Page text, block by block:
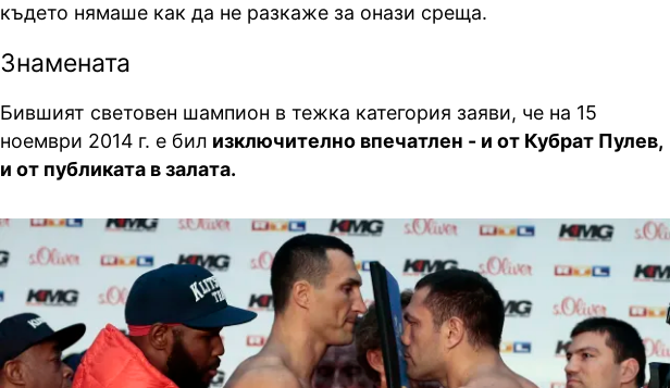
където нямаше как да не разкаже за онази среща.
Знамената
Бившият световен шампион в тежка категория заяви, че на 15
ноември 2014 г. е бил изключително впечатлен - и от Кубрат Пулев,
и от публиката в залата.